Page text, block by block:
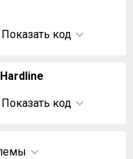
Показать код
Показать код